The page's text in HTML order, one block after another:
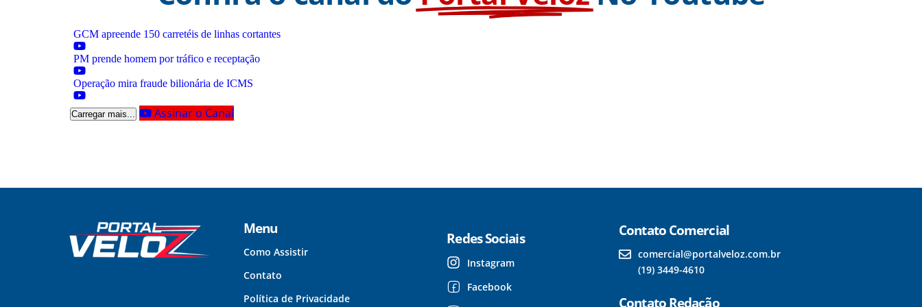
GCM apreende 150 carretéis de linhas cortantes
PM prende homem por tráfico e receptação
Operação mira fraude bilionária de ICMS
Carregar mais... Assinar o Canal
Menu
Como Assistir
Contato
Política de Privacidade
Redes Sociais
Instagram
Facebook
Contato Comercial
comercial@portalveloz.com.br
(19) 3449-4610
Contato Redação